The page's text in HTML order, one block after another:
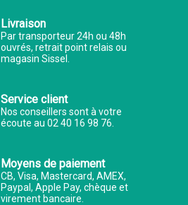
Livraison
Par transporteur 24h ou 48h
ouvrés, retrait point relais ou
magasin Sissel.
Service client
Nos conseillers sont à votre
écoute au 02 40 16 98 76.
Moyens de paiement
CB, Visa, Mastercard, AMEX,
Paypal, Apple Pay, chèque et
virement bancaire.